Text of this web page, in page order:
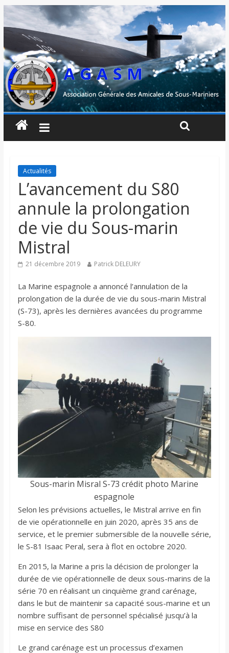
Actualités
L’avancement du S80
annule la prolongation
de vie du Sous-marin
Mistral
21 décembre 2019 Patrick DELEURY
La Marine espagnole a annoncé l’annulation de la
prolongation de la durée de vie du sous-marin Mistral
(S-73), après les dernières avancées du programme
S-80.
Sous-marin Misral S-73 crédit photo Marine
espagnole
Selon les prévisions actuelles, le Mistral arrive en fin
de vie opérationnelle en juin 2020, après 35 ans de
service, et le premier submersible de la nouvelle série,
le S-81 Isaac Peral, sera à flot en octobre 2020.
En 2015, la Marine a pris la décision de prolonger la
durée de vie opérationnelle de deux sous-marins de la
série 70 en réalisant un cinquième grand carénage,
dans le but de maintenir sa capacité sous-marine et un
nombre suffisant de personnel spécialisé jusqu’à la
mise en service des S80
Le grand carénage est un processus d’examen